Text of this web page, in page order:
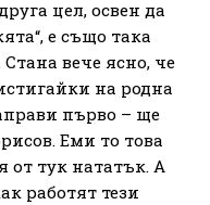
цел, освен да
е също така
вече ясно, че
на родна
първо – ще
Еми то това
от тук нататък. А
работят тези